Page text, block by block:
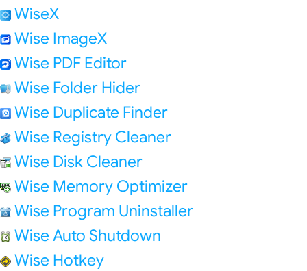
WiseX
Wise ImageX
Wise PDF Editor
Wise Folder Hider
Wise Duplicate Finder
Wise Registry Cleaner
Wise Disk Cleaner
Wise Memory Optimizer
Wise Program Uninstaller
Wise Auto Shutdown
Wise Hotkey